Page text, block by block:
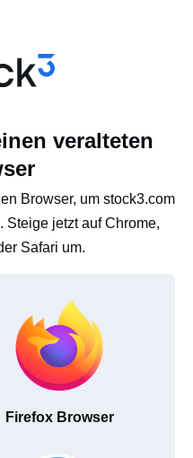
veralteten
Browser, um stock3.com
Steige jetzt auf Chrome,
Safari um.
Firefox Browser